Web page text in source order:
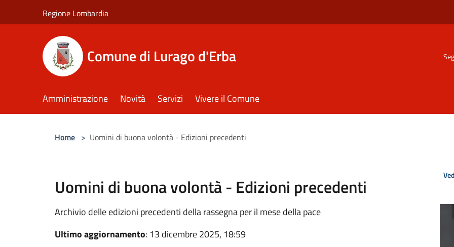
Regione Lombardia
Comune di Lurago d'Erba
Amministrazione Novità Servizi Vivere il Comune
Home > Uomini di buona volontà - Edizioni precedenti
Uomini di buona volontà - Edizioni precedenti
Archivio delle edizioni precedenti della rassegna per il mese della pace
Ultimo aggiornamento: 13 dicembre 2025, 18:59